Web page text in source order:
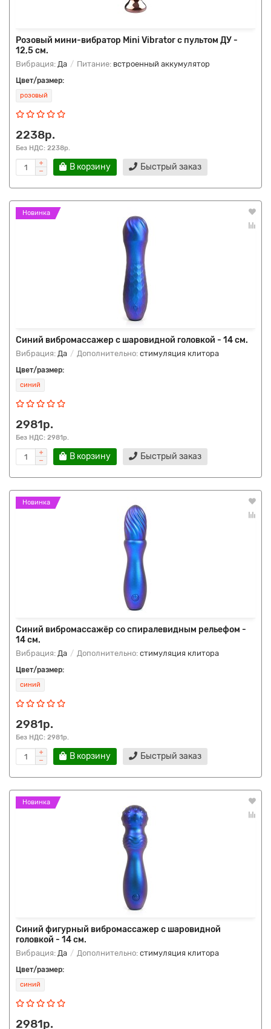
Розовый мини-вибратор Mini Vibrator с пультом ДУ -
12,5 см.
Вибрация: Да Питание: встроенный аккумулятор
Цвет/размер:
розовый
2238р.
Без НДС: 2238р.
В корзину Быстрый заказ
Новинка
Синий вибромассажер с шаровидной головкой - 14 см.
Вибрация: Да Дополнительно: стимуляция клитора
Цвет/размер:
синий
2981р.
Без НДС: 2981р.
В корзину Быстрый заказ
Новинка
Синий вибромассажёр со спиралевидным рельефом -
14 см.
Вибрация: Да Дополнительно: стимуляция клитора
Цвет/размер:
синий
2981р.
Без НДС: 2981р.
В корзину Быстрый заказ
Новинка
Синий фигурный вибромассажер с шаровидной
головкой - 14 см.
Вибрация: Да Дополнительно: стимуляция клитора
Цвет/размер:
синий
2981р.